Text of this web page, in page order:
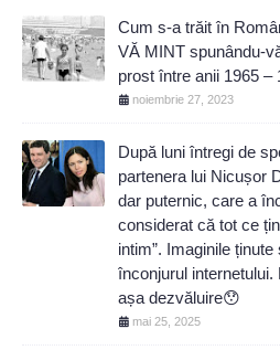
Cum s-a trăit în
VĂ MINT spunându-
prost între anii 1965 –
noiembrie 27, 2023
După luni întregi de
partenera lui Nicușor
dar puternic, care a
considerat că tot ce
intim”. Imaginile
înconjurul
așa dezvăluire😯
mai 25, 2025